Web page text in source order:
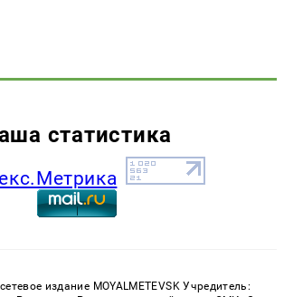
статистика
издание MOYALMETEVSK Учредитель: